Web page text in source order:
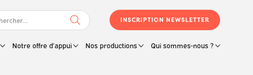
:
INSCRIPTION NEWSLETTER
Notre offre d’appui Nos productions Qui sommes-nous ?